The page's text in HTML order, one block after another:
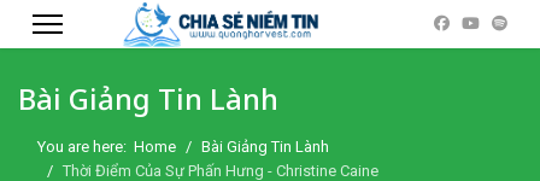
Bài Giảng Tin Lành
You are here: Home
Bài Giảng Tin Lành
Thời Điểm Của Sự Phấn Hưng - Christine Caine